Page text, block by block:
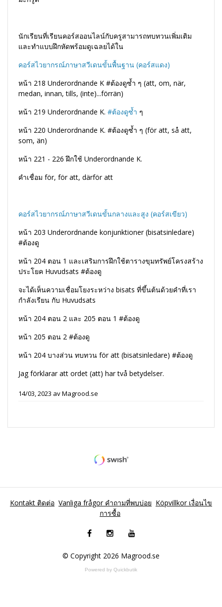
นักเรียนที่เรียนคอร์สออนไลน์กับครูสามารถทบทวนเพิ่มเติม
และทำแบบฝึกหัดพร้อมดูเฉลยได้ใน
คอร์สไวยากรณ์ภาษาสวีเดนขั้นพื้นฐาน (คอร์สแดง)
หน้า 218 Underordnande K #ต้องดูซ้ำ ๆ (att, om, när,
medan, innan, tills, (inte)...förrän)
หน้า 219 Underordnande K. #ต้องดูซ้ำ ๆ
หน้า 220 Underordnande K. #ต้องดูซ้ำ ๆ (för att, så att,
som, än)
หน้า 221 - 226 ฝึกใช้ Underordnande K.
คำเชื่อม för, för att, därför att
คอร์สไวยากรณ์ภาษาสวีเดนขั้นกลางและสูง (คอร์สเขียว)
หน้า 203 Underordnande konjunktioner (bisatsinledare)
#ต้องดู
หน้า 204 ตอน 1 และเสริมการฝึกใช้ตารางขุมทรัพย์โครงสร้าง
ประโยค Huvudsats #ต้องดู
จะได้เห็นความเชื่อมโยงระหว่าง bisats ที่ขึ้นต้นด้วยคำที่เรา
กำลังเรียน กับ Huvudsats
หน้า 204 ตอน 2 และ 205 ตอน 1 #ต้องดู
หน้า 205 ตอน 2 #ต้องดู
หน้า 204 บางส่วน ทบทวน för att (bisatsinledare) #ต้องดู
Jag förklarar att ordet (att) har två betydelser.
14/03, 2023 avMagrood.se
Kontakt ติดต่อ Vanliga frågor คำถามที่พบบ่อย Köpvillkor เงื่อนไข
การซื้อ
© Copyright 2026 Magrood.se
Powered by Quickbutik